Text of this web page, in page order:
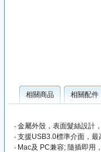
相關商品 相關配件
‧ 金屬外殼，表面髮絲設計
‧ 支援USB3.0標準介面，
‧ Mac及 PC兼容; 隨插即用